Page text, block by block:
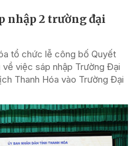
nhập 2 trường đại
tổ chức lễ công bố Quyết
việc sáp nhập Trường Đại
Thanh Hóa vào Trường Đại